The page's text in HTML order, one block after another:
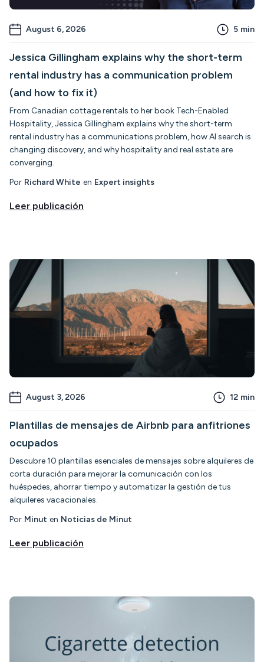
August 6, 2026 5 min
Jessica Gillingham explains why the short-term
rental industry has a communication problem
(and how to fix it)
From Canadian cottage rentals to her book Tech-Enabled
Hospitality, Jessica Gillingham explains why the short-term
rental industry has a communications problem, how AI search is
changing discovery, and why hospitality and real estate are
converging.
Por Richard White en Expert insights
Leer publicación
August 3, 2026 12 min
Plantillas de mensajes de Airbnb para anfitriones
ocupados
Descubre 10 plantillas esenciales de mensajes sobre alquileres de
corta duración para mejorar la comunicación con los
huéspedes, ahorrar tiempo y automatizar la gestión de tus
alquileres vacacionales.
Por Minut en Noticias de Minut
Leer publicación